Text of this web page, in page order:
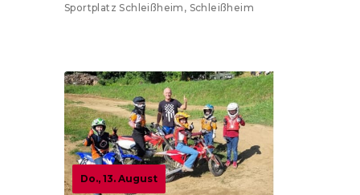
Sportplatz Schleißheim, Schleißheim
Do., 13. August